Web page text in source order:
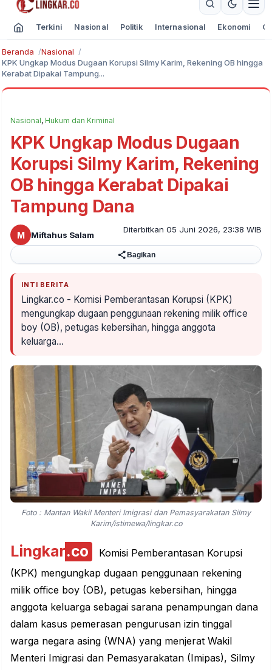
Terkini Nasional Politik Internasional Ekonomi
Beranda
Nasional
KPK Ungkap Modus Dugaan Korupsi Silmy Karim, Rekening OB hingga
Kerabat Dipakai Tampung...
Nasional, Hukum dan Kriminal
KPK Ungkap Modus Dugaan
Korupsi Silmy Karim, Rekening
OB hingga Kerabat Dipakai
Tampung Dana
M Miftahus Salam
Diterbitkan 05 Juni 2026, 23:38 WIB
Bagikan
INTI BERITA
Lingkar.co - Komisi Pemberantasan Korupsi (KPK)
mengungkap dugaan penggunaan rekening milik office
boy (OB), petugas kebersihan, hingga anggota
keluarga…
Foto : Mantan Wakil Menteri Imigrasi dan Pemasyarakatan Silmy
Karim/istimewa/lingkar.co
Lingkar.co
Komisi Pemberantasan Korupsi
(KPK) mengungkap dugaan penggunaan rekening
milik office boy (OB), petugas kebersihan, hingga
anggota keluarga sebagai sarana penampungan dana
dalam kasus pemerasan pengurusan izin tinggal
warga negara asing (WNA) yang menjerat Wakil
Menteri Imigrasi dan Pemasyarakatan (Imipas), Silmy